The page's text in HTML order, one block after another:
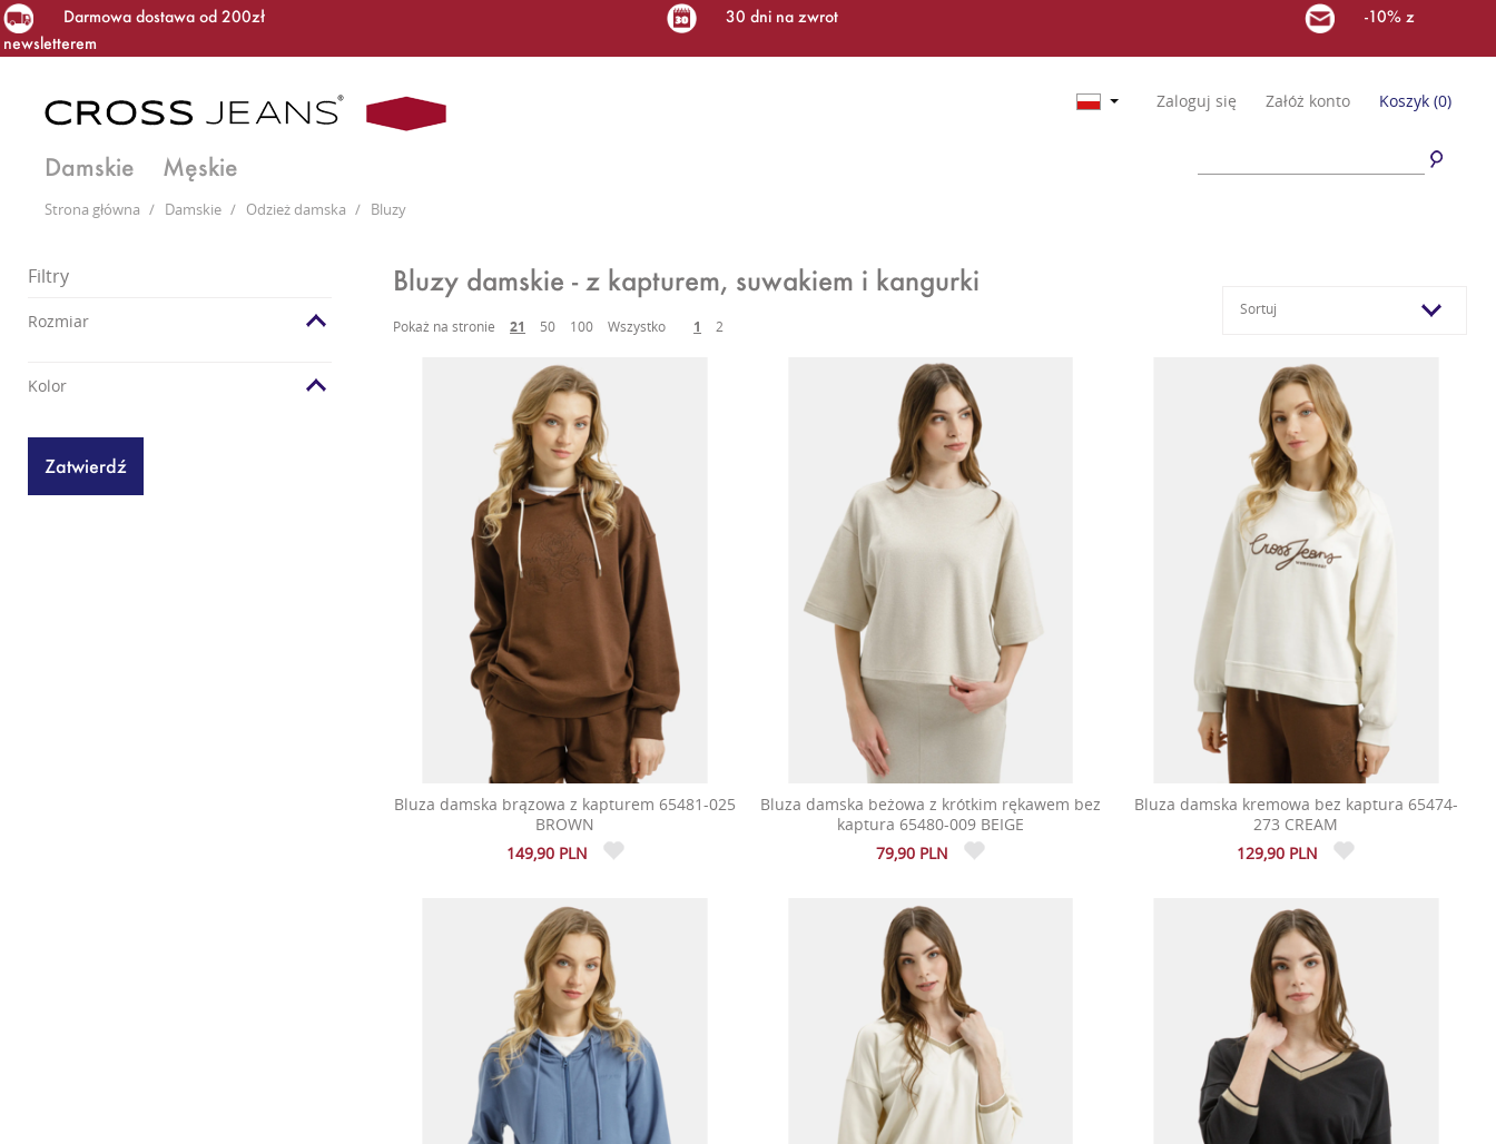
Darmowa dostawa od 200zł 30 dni na zwrot
-10% z
newsletterem
Zaloguj się Załóż konto Koszyk (0)
Damskie Męskie
Strona główna / Damskie / Odzież damska / Bluzy
Filtry
Rozmiar
Kolor
Bluzy damskie - z kapturem, suwakiem i kangurki
Pokaż na stronie 21 50 100 Wszystko 1 2
Sortuj
Bluza damska brązowa z kapturem 65481-025
BROWN
149,90 PLN
Bluza damska beżowa z krótkim rękawem bez
kaptura 65480-009 BEIGE
79,90 PLN
Bluza damska kremowa bez kaptura 65474-
273 CREAM
129,90 PLN